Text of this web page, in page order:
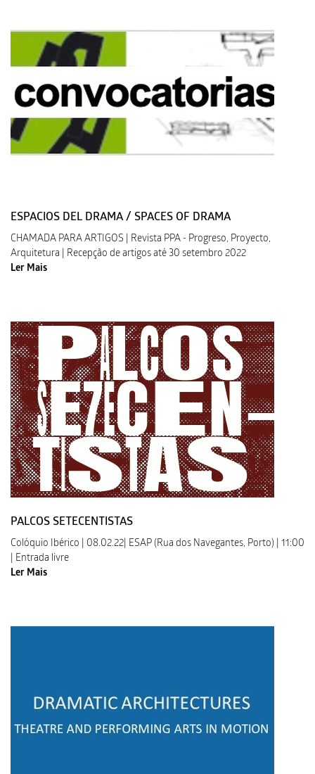
ESPACIOS DEL DRAMA / SPACES OF DRAMA
CHAMADA PARA ARTIGOS | Revista PPA - Progreso, Proyecto,
Arquitetura | Recepção de artigos até 30 setembro 2022
Ler Mais
PALCOS SETECENTISTAS
Colóquio Ibérico | 08.02.22| ESAP (Rua dos Navegantes, Porto) | 11:00
| Entrada livre
Ler Mais